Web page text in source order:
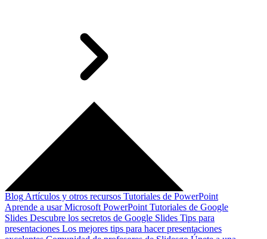
Blog Artículos y otros recursos Tutoriales de PowerPoint
Aprende a usar Microsoft PowerPoint Tutoriales de Google
Slides Descubre los secretos de Google Slides Tips para
presentaciones Los mejores tips para hacer presentaciones